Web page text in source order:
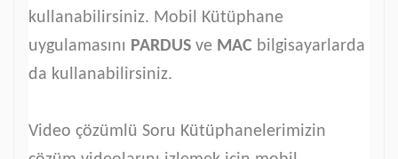
kullanabilirsiniz. Mobil Kütüphane
uygulamasını PARDUS ve MAC bilgisayarlarda
da kullanabilirsiniz.
Video çözümlü Soru Kütüphanelerimizin